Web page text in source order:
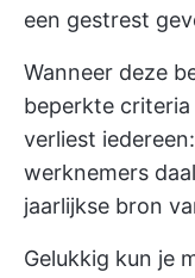
een gestrest
Wanneer deze
beperkte
verliest
werknemers
jaarlijkse bron
Gelukkig kun je